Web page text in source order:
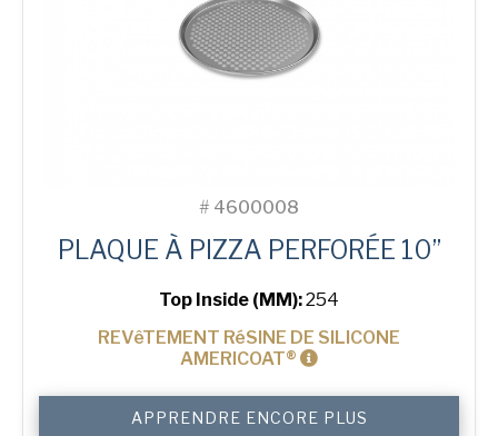
# 4600008
PLAQUE À PIZZA PERFORÉE 10”
Top Inside (MM):254
REVêTEMENT RéSINE DE SILICONE
AMERICOAT®
APPRENDRE ENCORE PLUS